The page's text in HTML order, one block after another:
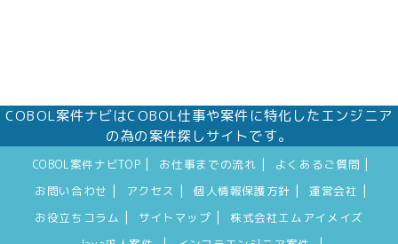
COBOL案件ナビはCOBOL仕事や案件に特化したエンジニア
の為の案件探しサイトです。
COBOL案件ナビTOP お仕事までの流れ よくあるご質問
お問い合わせ アクセス 個人情報保護方針 運営会社
お役立ちコラム サイトマップ
株式会社エムアイメイズ